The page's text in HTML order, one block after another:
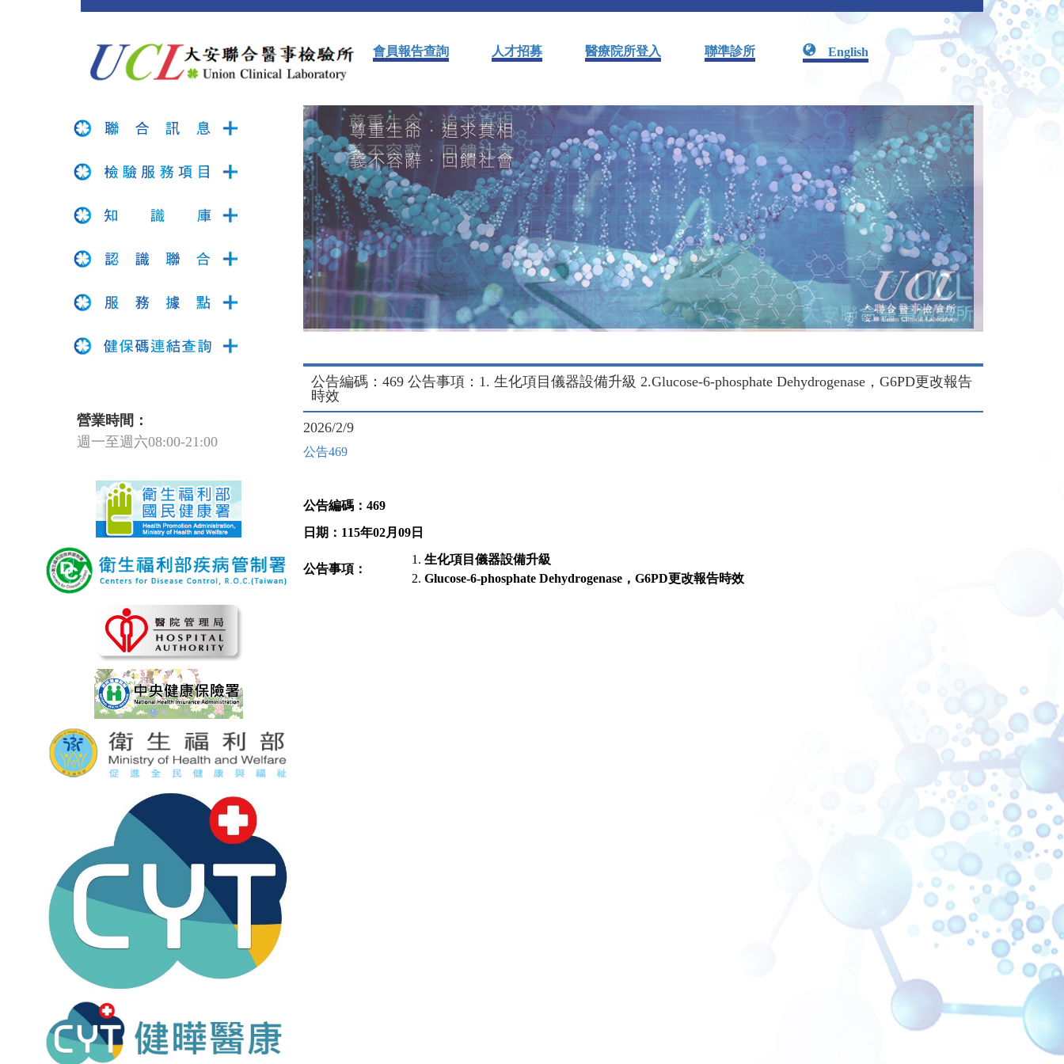
會員報告查詢 人才招募 醫療院所登入 聯準診所 English
營業時間：
週一至週六08:00-21:00
公告編碼：469 公告事項：1. 生化項目儀器設備升級 2.Glucose-6-phosphate Dehydrogenase，G6PD更改報告
時效
2026/2/9
公告469
公告編碼：469
日期： 115年02月09 日
公告事項：
生化項目儀器設備升級
Glucose-6-phosphate Dehydrogenase ，G6PD更改報告時效